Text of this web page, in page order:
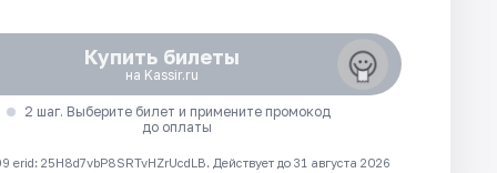
Купить билеты
на Kassir.ru
2 шаг. Выберите билет и примените промокод
до оплаты
25H8d7vbP8SRTvHZrUcdLB. Действует до 31 августа 2026